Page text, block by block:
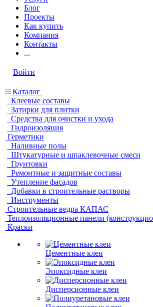
Блог
Проекты
Как купить
Компания
Контакты
...
Войти
Каталог
Клеевые составы
Затирки для плитки
Средства для очистки и ухода
Гидроизоляция
Герметики
Наливные полы
Штукатурные и шпаклевочные смеси
Грунтовки
Ремонтные и защитные составы
Утепление фасадов
Добавки в строительные растворы
Инструменты
Строительные ведра КАПАС
Теплоизоляционные панели
Краски
Цементные клеи
Эпоксидные клеи
Дисперсионные клеи